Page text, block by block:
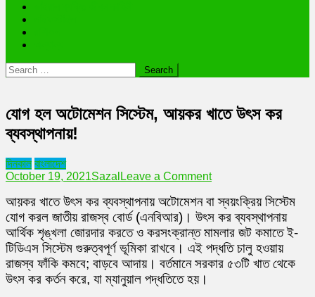
Search
for:
যোগ হল অটোমেশন সিস্টেম, আয়কর খাতে উৎস কর
ব্যবস্থাপনায়!
দিনকাল বাংলাদেশ
October 19, 2021Sazal Leave a Commenton
হল
অটোমেশন
সিস্টেম,
আয়কর
খাতে
উৎস
আয়কর খাতে উৎস কর ব্যবস্থাপনায় অটোমেশন বা স্বয়ংক্রিয় সিস্টেম
যোগ করল জাতীয় রাজস্ব বোর্ড (এনবিআর)। উৎস কর ব্যবস্থাপনায়
আর্থিক শৃঙ্খলা জোরদার করতে ও করসংক্রান্ত মামলার জট কমাতে ই-
টিডিএস সিস্টেম গুরুত্বপূর্ণ ভূমিকা রাখবে। এই পদ্ধতি চালু হওয়ায়
রাজস্ব ফাঁকি কমবে; বাড়বে আদায়। বর্তমানে সরকার ৫৩টি খাত থেকে
উৎস কর কর্তন করে, যা ম্যানুয়াল পদ্ধতিতে হয়।